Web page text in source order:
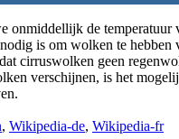
onmiddellijk de
is om wolken te
cirruswolken geen
verschijnen, is het
, Wikipedia-de, Wikipedia-fr